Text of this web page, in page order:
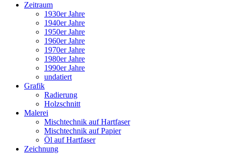
Zeitraum
1930er Jahre
1940er Jahre
1950er Jahre
1960er Jahre
1970er Jahre
1980er Jahre
1990er Jahre
undatiert
Grafik
Radierung
Holzschnitt
Malerei
Mischtechnik auf Hartfaser
Mischtechnik auf Papier
Öl auf Hartfaser
Zeichnung